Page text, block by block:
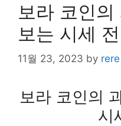
보라 코인
보는 시세
11월 23, 2023 by rere
보라 코인의
시